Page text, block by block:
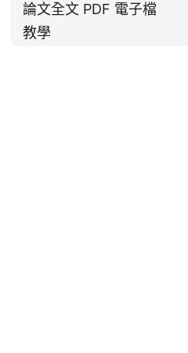
論文全文 PDF 電子檔
教學